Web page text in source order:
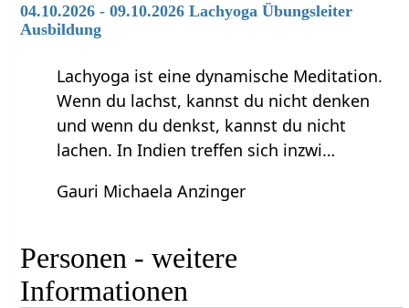
04.10.2026 - 09.10.2026 Lachyoga Übungsleiter
Ausbildung
Lachyoga ist eine dynamische Meditation.
Wenn du lachst, kannst du nicht denken
und wenn du denkst, kannst du nicht
lachen. In Indien treffen sich inzwi…
Gauri Michaela Anzinger
Personen‏‎ - weitere
Informationen